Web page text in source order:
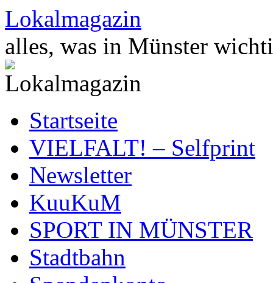
Zum
Inhalt
springen
Lokalmagazin
alles, was in Münster
Startseite
VIELFALT! – Selfprint
Newsletter
KuuKuM
SPORT IN MÜNSTER
Stadtbahn